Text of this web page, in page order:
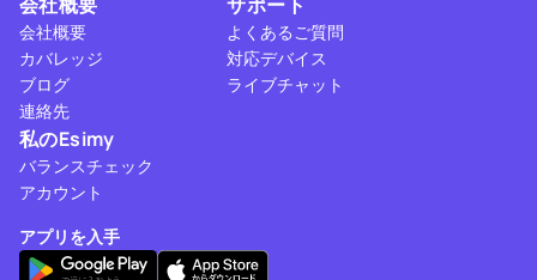
会社概要
カバレッジ
ブログ
連絡先
よくあるご質問
対応デバイス
ライブチャット
私のEsimy
バランスチェック
アカウント
アプリを入手